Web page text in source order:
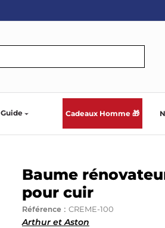
Guide Cadeaux Homme 🎁
Baume
pour cuir
Référence : CREME-100
Arthur et Aston